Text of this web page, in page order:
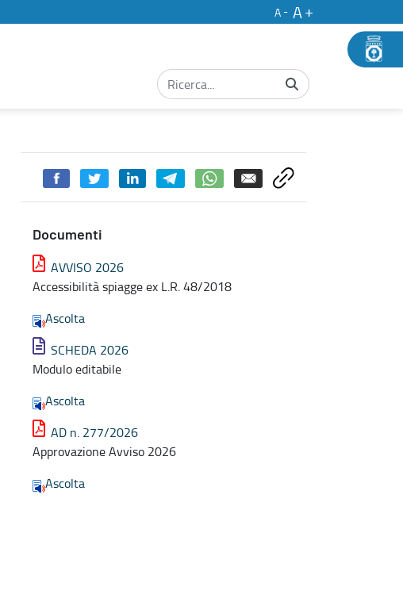
A
A
Documenti
AVVISO 2026
Accessibilità spiagge ex L.R. 48/2018
Ascolta
SCHEDA 2026
Modulo editabile
Ascolta
AD n. 277/2026
Approvazione Avviso 2026
Ascolta